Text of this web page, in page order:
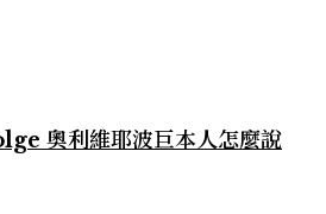
奧利維耶波巨本人怎麼說